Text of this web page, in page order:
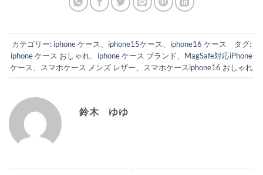
カテゴリー: iphone ケース iphone15ケース iphone16 ケース
タグ:
iphone ケース おしゃれ
iphone ケース ブランド
MagSafe対応iPhone
ケース
スマホケース メンズ レザー スマホケースiphone16 おしゃれ
鈴木 ゆゆ